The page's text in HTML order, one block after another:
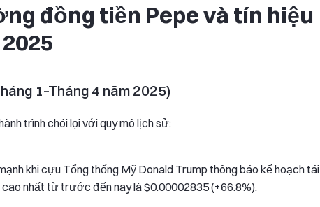
đồng tiền Pepe và tín hiệu
1–Tháng 4 năm 2025)
trình chói lọi với quy mô lịch sử:
khi cựu Tổng thống Mỹ Donald Trump thông báo kế hoạch tái
nhất từ trước đến nay là $0.00002835 (+66.8%).